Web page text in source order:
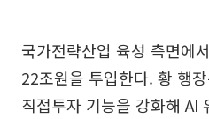
국가전략산업 육성 측면에
22조원을 투입한다. 황 행
직접투자 기능을 강화해 AI